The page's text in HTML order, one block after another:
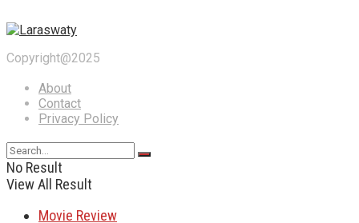
Copyright@2025
About
Contact
Privacy Policy
No Result
View All Result
Movie Review